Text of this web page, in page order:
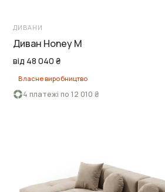
ДИВАНИ
Диван Honey M
від 48 040 ₴
Власне виробництво
4 платежі по 12 010 ₴